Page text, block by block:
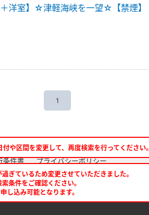
洋室】☆津軽海峡を一望☆【禁煙】
1
や区間を変更して、再度検索を行ってください。
ぎているため変更させていただきました。
条件をご確認ください。
し込み可能となります。
条件書 プライバシーポリシー